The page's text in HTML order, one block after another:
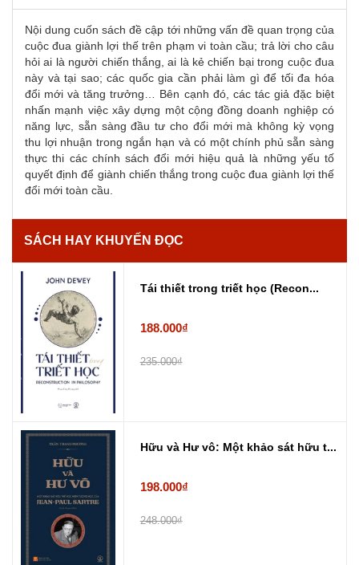
Nội dung cuốn sách đề cập tới những vấn đề quan trọng của
cuộc đua giành lợi thế trên phạm vi toàn cầu; trả lời cho câu
hỏi ai là người chiến thắng, ai là kẻ chiến bại trong cuộc đua
này và tại sao; các quốc gia cần phải làm gì để tối đa hóa
đổi mới và tăng trưởng… Bên cạnh đó, các tác giả đặc biệt
nhấn mạnh việc xây dựng một cộng đồng doanh nghiệp có
năng lực, sẵn sàng đầu tư cho đổi mới mà không kỳ vọng
thu lợi nhuận trong ngắn hạn và có một chính phủ sẵn sàng
thực thi các chính sách đổi mới hiệu quả là những yếu tố
quyết định để giành chiến thắng trong cuộc đua giành lợi thế
đổi mới toàn cầu.
SÁCH HAY KHUYẾN ĐỌC
Tái thiết trong triết học (Recon...
188.000₫
235.000₫
Hữu và Hư vô: Một khảo sát hữu t...
198.000₫
248.000₫